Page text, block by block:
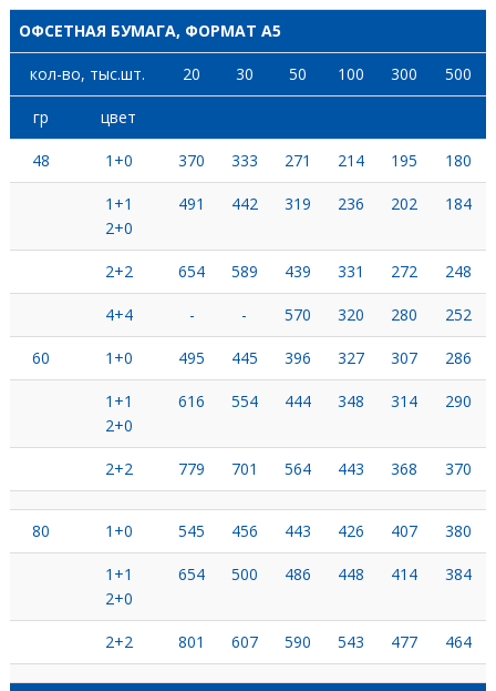
ОФСЕТНАЯ БУМАГА, ФОРМАТ А5
кол-во, тыс.шт. 20 30 50 100 300 500
гр цвет
48 1+0 370 333 271 214 195 180
1+1
2+0
491 442 319 236 202 184
2+2 654 589 439 331 272 248
4+4 - - 570 320 280 252
60 1+0 495 445 396 327 307 286
1+1
2+0
616 554 444 348 314 290
2+2 779 701 564 443 368 370
80 1+0 545 456 443 426 407 380
1+1
2+0
654 500 486 448 414 384
2+2 801 607 590 543 477 464